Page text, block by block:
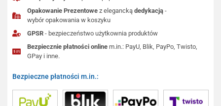
Opakowanie Prezentowe z eleganckądedykacją -
wybór opakowania w koszyku
GPSR - bezpieczeństwo użytkownia produktów
Bezpiecznie płatności online m.in.: PayU, Blik, PayPo, Twisto,
GPay i inne.
Bezpieczne płatności m.in.: